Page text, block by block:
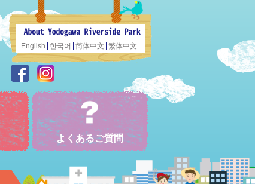
English 한국어 简体中文 繁体中文
よくあるご質問